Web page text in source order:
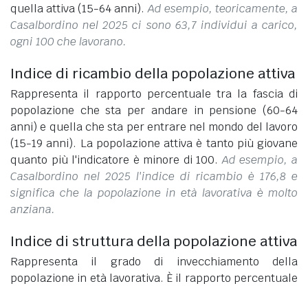
quella attiva (15-64 anni).Ad esempio, teoricamente, a
Casalbordino nel 2025 ci sono 63,7 individui a carico,
ogni 100 che lavorano.
Indice di ricambio della popolazione attiva
Rappresenta il rapporto percentuale tra la fascia di
popolazione che sta per andare in pensione (60-64
anni) e quella che sta per entrare nel mondo del lavoro
(15-19 anni). La popolazione attiva è tanto più giovane
quanto più l'indicatore è minore di 100.Ad esempio, a
Casalbordino nel 2025 l'indice di ricambio è 176,8 e
significa che la popolazione in età lavorativa è molto
anziana.
Indice di struttura della popolazione attiva
Rappresenta il grado di invecchiamento della
popolazione in età lavorativa. È il rapporto percentuale